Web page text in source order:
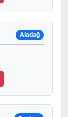
Aladağ